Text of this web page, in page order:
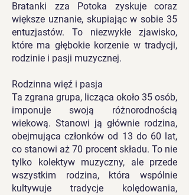
Bratanki zza Potoka zyskuje coraz
większe uznanie, skupiając w sobie 35
entuzjastów. To niezwykłe zjawisko,
które ma głębokie korzenie w tradycji,
rodzinie i pasji muzycznej.
Rodzinna więź i pasja
Ta zgrana grupa, licząca około 35 osób,
imponuje swoją różnorodnością
wiekową. Stanowi ją głównie rodzina,
obejmująca członków od 13 do 60 lat,
co stanowi aż 70 procent składu. To nie
tylko kolektyw muzyczny, ale przede
wszystkim rodzina, która wspólnie
kultywuje tradycje kolędowania,